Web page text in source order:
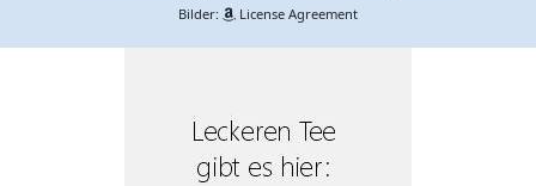
Bilder: License Agreement